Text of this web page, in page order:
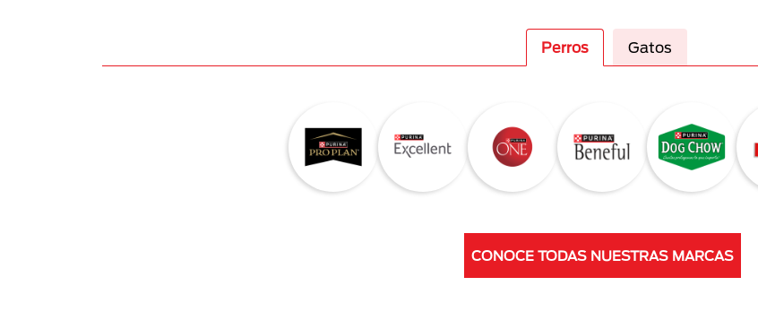
Perros Gatos
CONOCE TODAS NUESTRAS MARCAS